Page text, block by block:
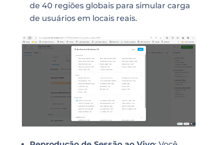
de 40 regiões globais para simular carga
de usuários em locais reais.